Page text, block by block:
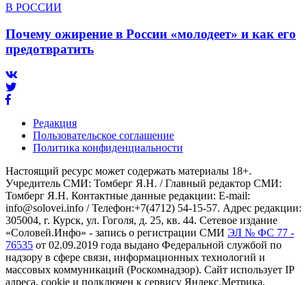
В РОССИИ
Почему ожирение в России «молодеет» и как его
предотвратить
Редакция
Пользовательское соглашение
Политика конфиденциальности
Настоящий ресурс может содержать материалы 18+.
Учредитель СМИ: Томберг Я.Н. / Главный редактор СМИ:
Томберг Я.Н. Контактные данные редакции: E-mail:
info@solovei.info / Телефон:+7(4712) 54-15-57. Адрес редакции:
305004, г. Курск, ул. Гоголя, д. 25, кв. 44. Сетевое издание
«Соловей.Инфо» - запись о регистрации СМИ ЭЛ № ФС 77 -
76535 от 02.09.2019 года выдано Федеральной службой по
надзору в сфере связи, информационных технологий и
массовых коммуникаций (Роскомнадзор). Сайт использует IP
адреса, cookie и подключен к сервису Яндекс.Метрика,